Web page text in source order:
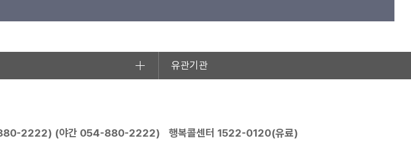
유관기관
2222) (야간 054-880-2222) 행복콜센터 1522-0120(유료)